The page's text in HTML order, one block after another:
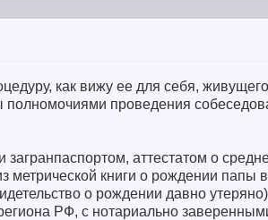
как вижу ее для себя,
полномочиями проведения
аттестатом о
метрической книги о рождении папы
о рождении давно
РФ, с нотариально